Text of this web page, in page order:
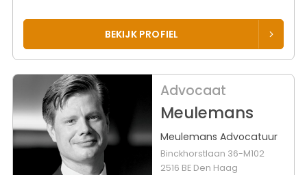
BEKIJK PROFIEL
Advocaat
Meulemans
Meulemans Advocatuur
Binckhorstlaan 36-M102
2516 BE Den Haag